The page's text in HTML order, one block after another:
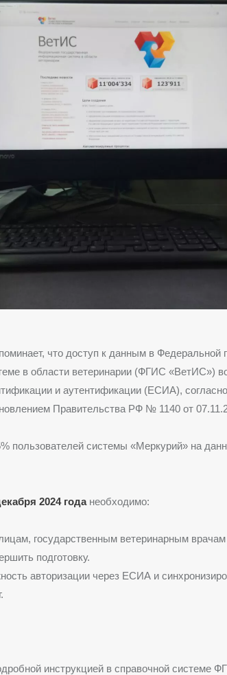
что доступ к данным в Федеральной
в области ветеринарии (ФГИС «ВетИС»)
и аутентификации (ЕСИА),
Правительства РФ № 1140 от
пользователей системы «Меркурий» на
2024 годанеобходимо:
государственным ветеринарным
подготовку.
авторизации через ЕСИА и
инструкцией в справочной системе